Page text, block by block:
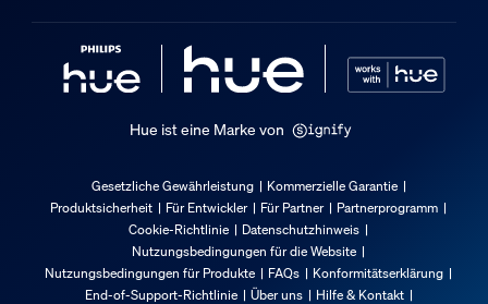
Breite
Lichtleistung
EAN/UPC - Produkt
8719514434653
Nettogewicht
Hue ist eine Marke von
Gesetzliche Gewährleistung
Kommerzielle Garantie
Produktsicherheit
Für Entwickler Für Partner
Partnerprogramm
Cookie-Richtlinie
Datenschutzhinweis
Nutzungsbedingungen für die Website
Nutzungsbedingungen für Produkte
FAQs
Konformitätserklärung
End-of-Support-Richtlinie
Über uns
Hilfe & Kontakt